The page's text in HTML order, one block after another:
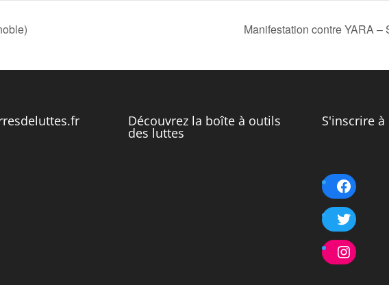
Manifestation contre YARA –
Découvrez la boîte à outils
des luttes
S'inscrire
Twitter